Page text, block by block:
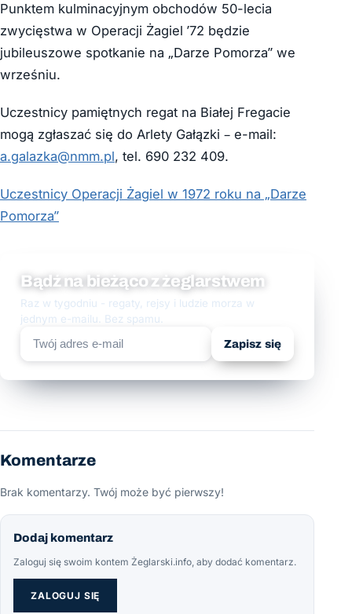
Punktem kulminacyjnym obchodów 50-lecia
zwycięstwa w Operacji Żagiel ’72 będzie
jubileuszowe spotkanie na „Darze Pomorza” we
wrześniu.
Uczestnicy pamiętnych regat na Białej Fregacie
mogą zgłaszać się do Arlety Gałązki – e-mail:
a.galazka@nmm.pl, tel. 690 232 409.
Uczestnicy Operacji Żagiel w 1972 roku na „Darze
Pomorza”
Bądź na bieżąco z żeglarstwem
Raz w tygodniu - regaty, rejsy i ludzie morza w
jednym e-mailu. Bez spamu.
Zapisz się
Komentarze
Brak komentarzy. Twój może być pierwszy!
Dodaj komentarz
Zaloguj się swoim kontem Żeglarski.info, aby dodać komentarz.
ZALOGUJ SIĘ